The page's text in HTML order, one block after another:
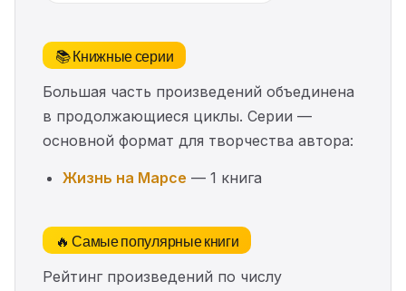
📚 Книжные серии
Большая часть произведений объединена
в продолжающиеся циклы. Серии —
основной формат для творчества автора:
Жизнь на Марсе — 1 книга
🔥 Самые популярные книги
Рейтинг произведений по числу